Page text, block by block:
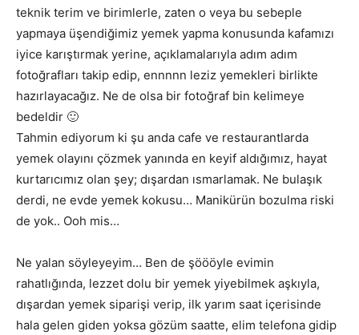
teknik terim ve birimlerle, zaten o veya bu sebeple
yapmaya üşendiğimiz yemek yapma konusunda kafamızı
iyice karıştırmak yerine, açıklamalarıyla adım adım
fotoğrafları takip edip, ennnnn leziz yemekleri birlikte
hazırlayacağız. Ne de olsa bir fotoğraf bin kelimeye
bedeldir 🙂
Tahmin ediyorum ki şu anda cafe ve restaurantlarda
yemek olayını çözmek yanında en keyif aldığımız, hayat
kurtarıcımız olan şey; dışardan ısmarlamak. Ne bulaşık
derdi, ne evde yemek kokusu… Manikürün bozulma riski
de yok.. Ooh mis…
Ne yalan söyleyeyim… Ben de şöööyle evimin
rahatlığında, lezzet dolu bir yemek yiyebilmek aşkıyla,
dışardan yemek siparişi verip, ilk yarım saat içerisinde
hala gelen giden yoksa gözüm saatte, elim telefona gidip